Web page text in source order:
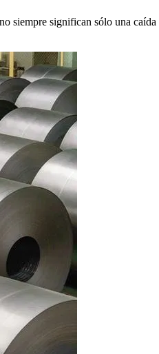
siempre significan sólo una